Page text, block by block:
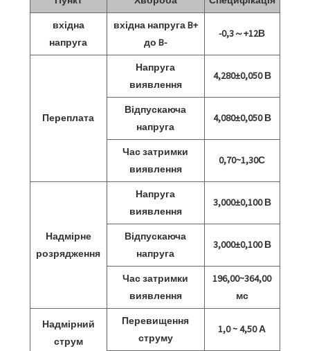
вхідна
напруга
вхідна напруга B+
до B-
-0,3～+12В
Переплата
Напруга
виявлення
4,280±0,050 В
Відпускаюча
напруга
4,080±0,050 В
Час затримки
виявлення
0,70~1,30С
Надмірне
розрядження
Напруга
виявлення
3,000±0,100 В
Відпускаюча
напруга
3,000±0,100 В
Час затримки
виявлення
196,00~364,00
мс
Надмірний
струм
Перевищення
струму
1,0 ~ 4,50 А